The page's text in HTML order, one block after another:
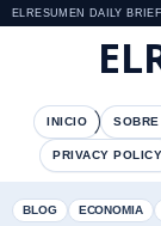
ELRESUMEN DAILY
INICIO
PRIVACY POLICY
BLOG ECONOMIA